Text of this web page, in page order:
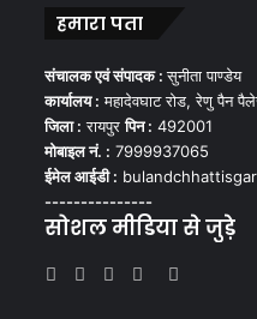
हमारा पता
संचालक एवं संपादक :सुनीता पाण्डेय
कार्यालय : महादेवघाट रोड, रेणु पैन
जिला : रायपुरपिन : 492001
मोबाइल नं. : 7999937065
ईमेल आईडी :
---------------
सोशल मीडिया से जुड़े
Facebook
TwitterYouTubeInstagram